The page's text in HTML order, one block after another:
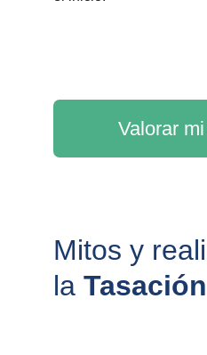
Valorar
Mitos y
la